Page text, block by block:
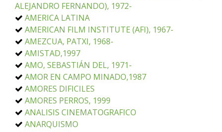
ALEJANDRO FERNANDO), 1972-
AMERICA LATINA
AMERICAN FILM INSTITUTE (AFI), 1967-
AMEZCUA, PATXI, 1968-
AMISTAD,1997
AMO, SEBASTIÁN DEL, 1971-
AMOR EN CAMPO MINADO,1987
AMORES DIFICILES
AMORES PERROS, 1999
ANALISIS CINEMATOGRAFICO
ANARQUISMO